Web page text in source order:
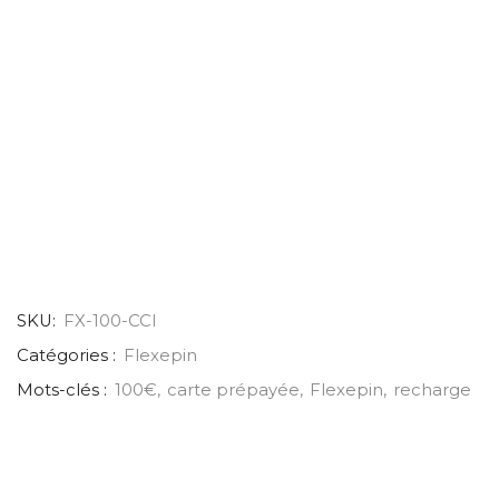
SKU: FX-100-CCI
Catégories : Flexepin
Mots-clés : 100€, carte prépayée, Flexepin, recharge